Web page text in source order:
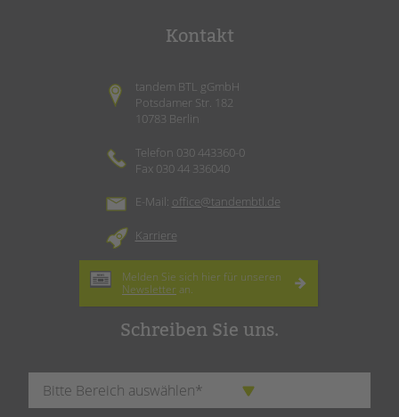
Kontakt
tandem BTL gGmbH
Potsdamer Str. 182
10783 Berlin
Telefon 030 443360-0
Fax 030 44 336040
E-Mail: office@tandembtl.de
Karriere
Melden Sie sich hier für unseren
Newsletter an.
Schreiben Sie uns.